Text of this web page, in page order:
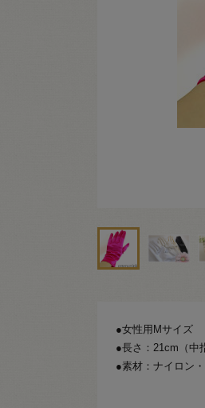
●女性用Mサイズ
●長さ：21cm（中
●素材：ナイロン